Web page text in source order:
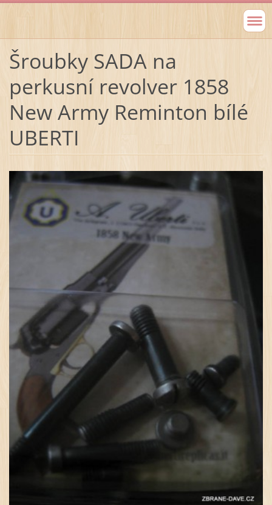
Šroubky SADA na
perkusní revolver 1858
New Army Reminton bílé
UBERTI